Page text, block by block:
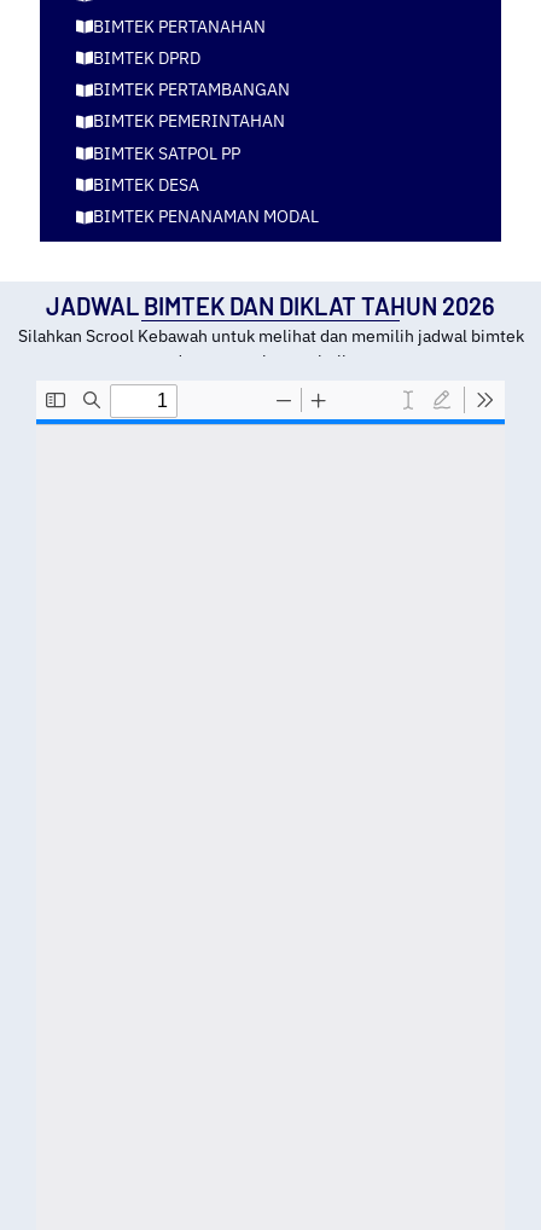
BIMTEK PERTANAHAN
BIMTEK DPRD
BIMTEK PERTAMBANGAN
BIMTEK PEMERINTAHAN
BIMTEK SATPOL PP
BIMTEK DESA
BIMTEK PENANAMAN MODAL
JADWAL BIMTEK DAN DIKLAT TAHUN 2026
Silahkan Scrool Kebawah untuk melihat dan memilih jadwal bimtek
dan tempat kota pelatihan